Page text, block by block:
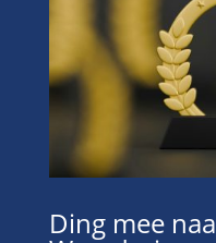
Ding mee